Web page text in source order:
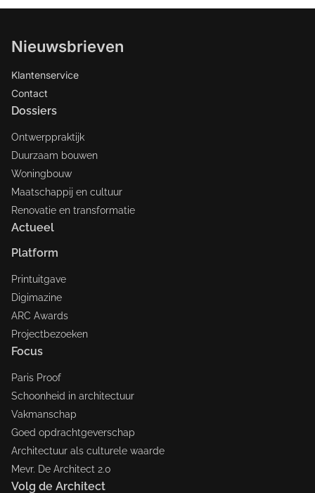
Nieuwsbrieven
Klantenservice
Contact
Dossiers
Ontwerppraktijk
Duurzaam bouwen
Woningbouw
Maatschappij en cultuur
Renovatie en transformatie
Actueel
Platform
Printuitgave
Digimazine
ARC Awards
Projectbezoeken
Focus
Paris Proof
Schoonheid in architectuur
Vakmanschap
Goed opdrachtgeverschap
Architectuur als culturele waarde
Mevr. De Architect 2.0
Volg de Architect